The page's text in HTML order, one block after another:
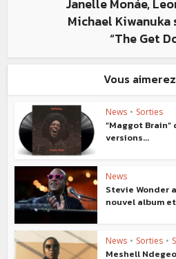
Janelle Monáe,
Michael Kiwanuka
“The Get
Vous
News • Sorties
“Maggot
versions...
News
Stevie Wonder
nouvel album
News • Sorties •
Meshell